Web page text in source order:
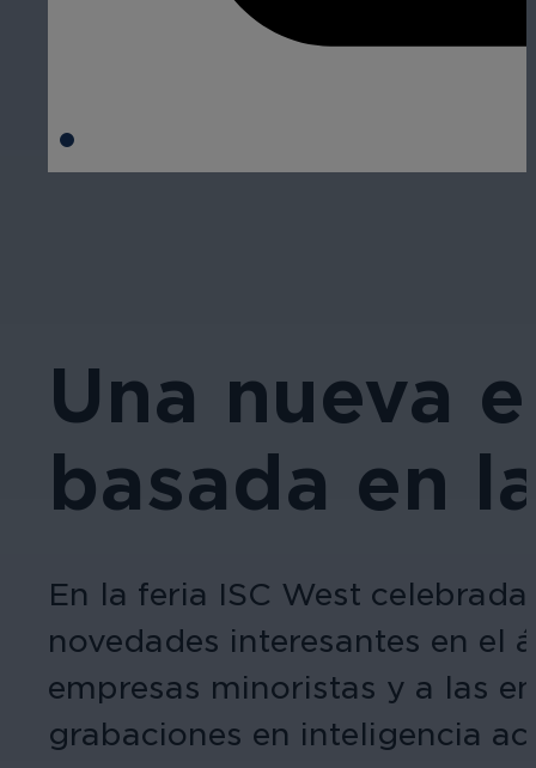
Una nueva
basada en
En la feria ISC West
novedades interesantes en el
empresas minoristas y a las
grabaciones en inteligencia